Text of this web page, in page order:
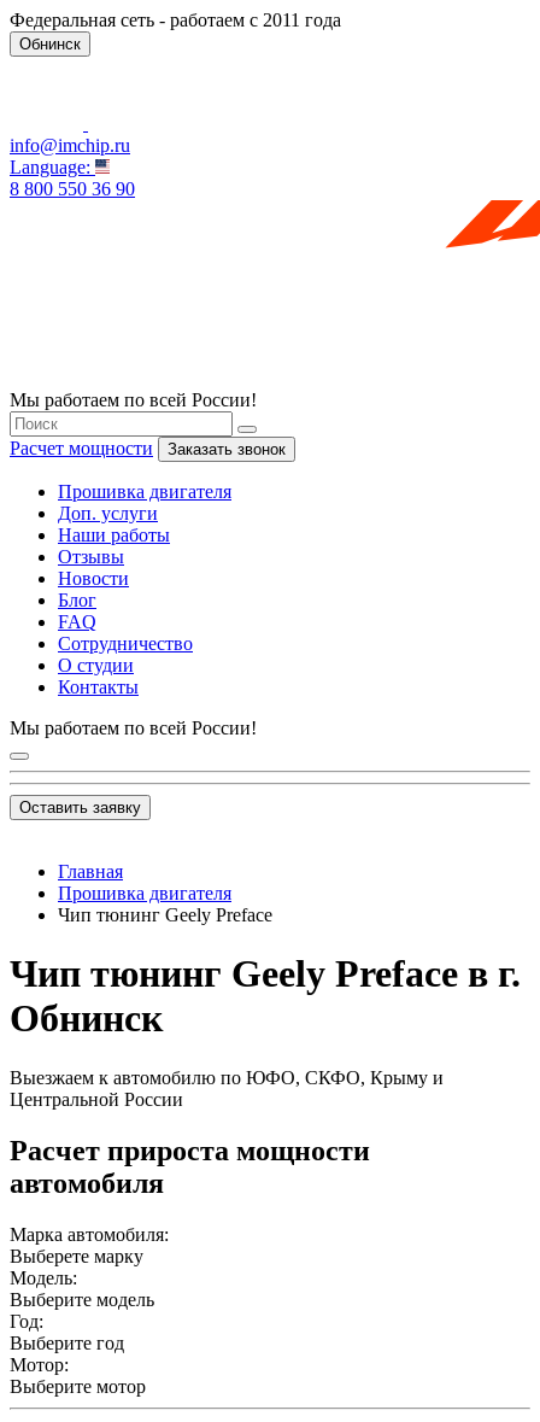
Федеральная сеть - работаем с 2011 года
Обнинск
info@imchip.ru
Language:
8 800 550 36 90
Мы работаем по всей России!
Расчет мощности Заказать звонок
Прошивка двигателя
Доп. услуги
Наши работы
Отзывы
Новости
Блог
FAQ
Сотрудничество
О студии
Контакты
Мы работаем по всей России!
Оставить заявку
Главная
Прошивка двигателя
Чип тюнинг Geely Preface
Чип тюнинг Geely Preface в г.
Обнинск
Выезжаем к автомобилю по ЮФО, СКФО, Крыму и
Центральной России
Расчет прироста мощности
автомобиля
Марка автомобиля:
Выберете марку
Модель:
Выберите модель
Год:
Выберите год
Мотор:
Выберите мотор